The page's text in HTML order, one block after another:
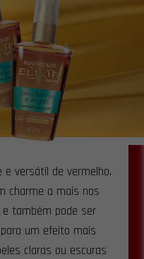
versátil de vermelho.
charme a mais nos
também pode ser
um efeito mais
claras ou escuras